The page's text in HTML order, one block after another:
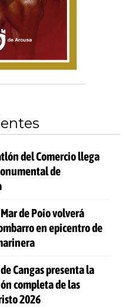
del Comercio llega
de
de Poio volverá
en epicentro de
Cangas presenta la
completa de las
2026